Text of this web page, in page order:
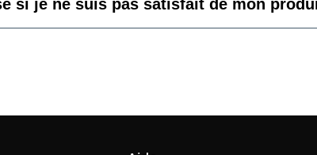
si je ne suis pas satisfait de mon